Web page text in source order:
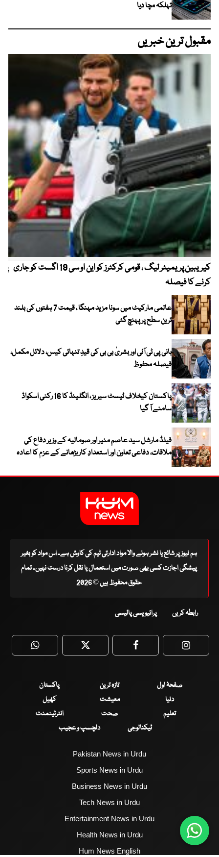
تہلکہ مچا دیا
مقبول ترین خبریں
کیریبین پریمیئر لیگ ، قومی کرکٹرز کو این او سی 19 اگست کو جاری
کرنے کا فیصلہ
عالمی مارکیٹ میں سونا مزید مہنگا ، قیمت 7 ہفتوں کی بلند
ترین سطح پر پہنچ گئی
بانی پی ٹی آئی اور بشریٰ بی بی کی قیدِ تنہائی کیس، دلائل مکمل،
فیصلہ محفوظ
پاکستان کیخلاف ٹیسٹ سیریز ، انگلینڈ کا 16 رکنی اسکواڈ
سامنے آ گیا
فیلڈ مارشل سید عاصم منیر اور صومالیہ کے وزیر دفاع کی
ملاقات، دفاعی تعاون اور استعدادِ کار بڑھانے کے عزم کا اعادہ
ہم نیوز پر شائع یا نشر ہونے والا مواد ادارتی ٹیم کی کاوش ہے۔ اس مواد کو بغیر
پیشگی اجازت کسی بھی صورت میں استعمال یا نقل کرنا درست نہیں۔ تمام
حقوق محفوظ ہیں © 2026
رابطہ کریں پرائیویسی پالیسی
WhatsApp Twitter Facebook
صفحۂ اول تازہ ترین
پاکستان
دنیا
معیشت
کھیل
تعلیم
صحت
انٹرٹینمنٹ
ٹیکنالوجی
دلچسپ و عجیب
Pakistan News in Urdu
Sports News in Urdu
Business News in Urdu
Tech News in Urdu
Entertainment News in Urdu
Health News in Urdu
Hum News English